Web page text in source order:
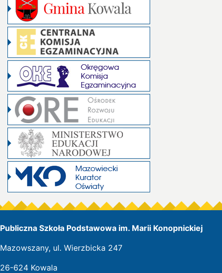
Publiczna Szkoła Podstawowa im. Marii Konopnickiej
Mazowszany, ul. Wierzbicka 247
26-624 Kowala